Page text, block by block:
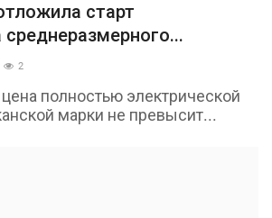
старт
среднеразмерного...
2
полностью электрической
марки не превысит...